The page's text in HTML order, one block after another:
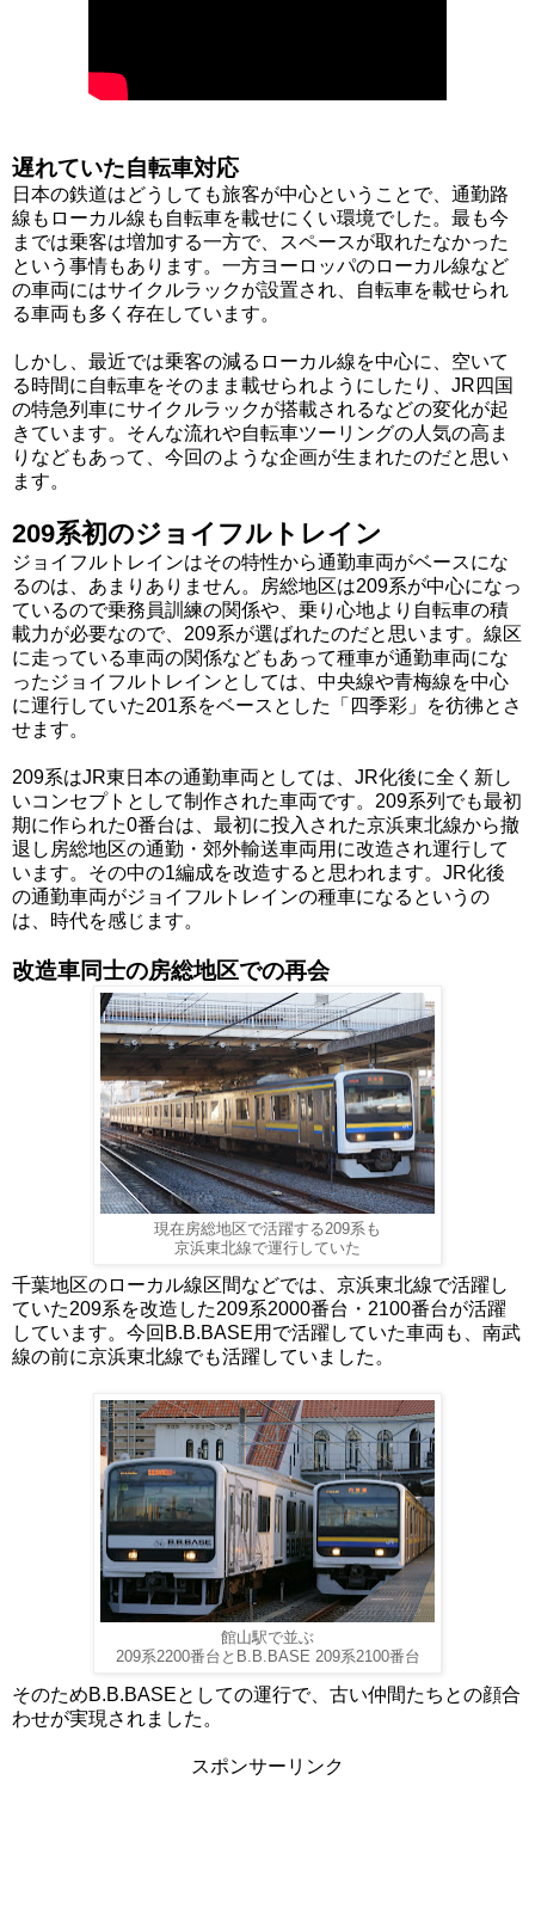
遅れていた自転車対応
日本の鉄道はどうしても旅客が中心ということで、通勤路
線もローカル線も自転車を載せにくい環境でした。最も今
までは乗客は増加する一方で、スペースが取れたなかった
という事情もあります。一方ヨーロッパのローカル線など
の車両にはサイクルラックが設置され、自転車を載せられ
る車両も多く存在しています。
しかし、最近では乗客の減るローカル線を中心に、空いて
る時間に自転車をそのまま載せられようにしたり、JR四国
の特急列車にサイクルラックが搭載されるなどの変化が起
きています。そんな流れや自転車ツーリングの人気の高ま
りなどもあって、今回のような企画が生まれたのだと思い
ます。
209系初のジョイフルトレイン
ジョイフルトレインはその特性から通勤車両がベースにな
るのは、あまりありません。房総地区は209系が中心になっ
ているので乗務員訓練の関係や、乗り心地より自転車の積
載力が必要なので、209系が選ばれたのだと思います。線区
に走っている車両の関係などもあって種車が通勤車両にな
ったジョイフルトレインとしては、中央線や青梅線を中心
に運行していた201系をベースとした「四季彩」を彷彿とさ
せます。
209系はJR東日本の通勤車両としては、JR化後に全く新し
いコンセプトとして制作された車両です。209系列でも最初
期に作られた0番台は、最初に投入された京浜東北線から撤
退し房総地区の通勤・郊外輸送車両用に改造され運行して
います。その中の1編成を改造すると思われます。JR化後
の通勤車両がジョイフルトレインの種車になるというの
は、時代を感じます。
改造車同士の房総地区での再会
現在房総地区で活躍する209系も
京浜東北線で運行していた
千葉地区のローカル線区間などでは、京浜東北線で活躍し
ていた209系を改造した209系2000番台・2100番台が活躍
しています。今回B.B.BASE用で活躍していた車両も、南武
線の前に京浜東北線でも活躍していました。
館山駅で並ぶ
209系2200番台とB.B.BASE 209系2100番台
そのためB.B.BASEとしての運行で、古い仲間たちとの顔合
わせが実現されました。
スポンサーリンク